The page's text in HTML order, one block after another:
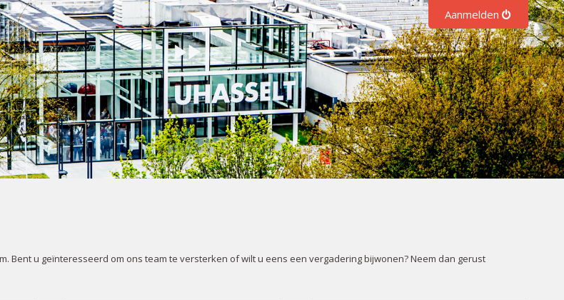
Aanmelden
Bent u geïnteresseerd om ons team te versterken of wilt u eens een vergadering bijwonen? Neem dan gerust